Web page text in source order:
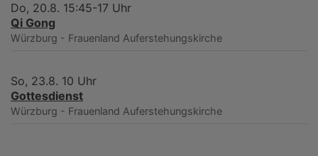
Do, 20.8. 15:45-17 Uhr
Qi Gong
Würzburg - Frauenland Auferstehungskirche
So, 23.8. 10 Uhr
Gottesdienst
Würzburg - Frauenland Auferstehungskirche